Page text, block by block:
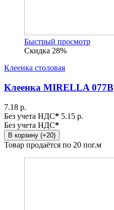
Быстрый просмотр
Скидка 28%
Клеенка столовая
Клеенка MIRELLA 077B
7.18 р.
Без учета НДС* 5.15 р.
Без учета НДС*
В корзину (+20)
Товар продаётся по 20 пог.м